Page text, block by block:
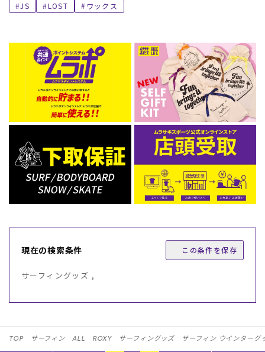
ムラサキスポーツ 公式アプリ
ポイント・クーポンもこのアプリで！
JS
LOST ワックス
現在の検索条件 この条件を保存
サーフィングッズ ,
TOP サーフィン ALL ROXY サーフィングッズ サーフィン ウインターグ